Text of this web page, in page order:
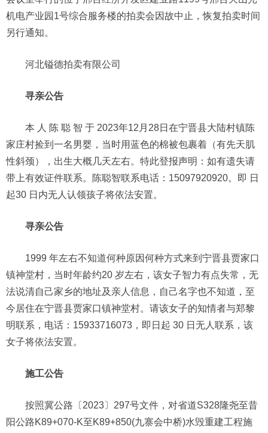
机电产业园1号综合服务楼的拍卖会因故中止，恢复拍卖时间
另行通知。
河北镒德拍卖有限公司
寻亲公告
本 人 陈 聪 智 于 2023年12月28日在宁晋县大陆村镇陈
家庄村捡到一名男婴，当时用蓝色的棉被包裹着（有先天肌
性斜颈），出生大概几天左右。特此登报声明：如有遗失请
带上有效证件联系。陈聪智联系电话：15097920920。即 日
起30 日内无人认领孩子将依法安置。
寻亲公告
1999 年左右不知道何种原因何种方式来到宁晋县贾家口
镇神堂村，当时年龄约20 岁左右，该女子智力有点失常，无
法说清自己家乡的地址及亲人信息，自己名字也不知道，至
今居住在宁晋县贾家口镇神堂村。请该女子的知情者与郑黎
明联系，电话：15933716073，即日起 30 日无人联系，该
女子将依法安置。
施工公告
按照冀公路〔2023〕297号文件，对省道S328隆尧至昔
阳公路K89+070-K至K89+850(九寨会中桥)水毁重建工程施